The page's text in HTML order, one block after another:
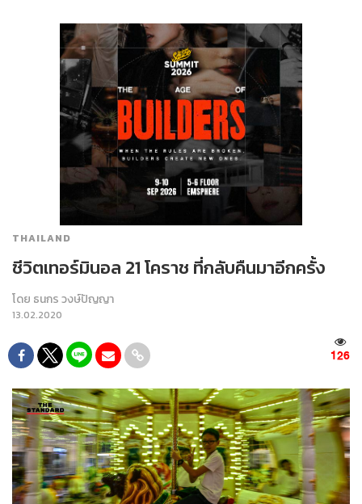
THAILAND
ชีวิตเทอร์มินอล 21 โคราช ที่กลับคืนมาอีกครั้ง
โดย ธนกร วงษ์ปัญญา
13.02.2020
126